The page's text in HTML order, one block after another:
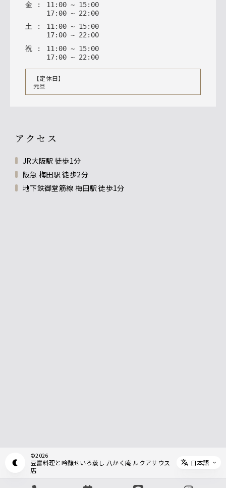
金 : 11: 00 ~ 15: 00
17: 00 ~ 22: 00
土 : 11: 00 ~ 15: 00
17: 00 ~ 22: 00
祝 : 11 : 00 ~ 15: 00
17: 00 ~ 22 : 00
【定休日】
元旦
アクセス
JR大阪駅 徒歩1分
阪急 梅田駅 徒歩2分
地下鉄御堂筋線 梅田駅 徒歩1分
©2026
豆富料理と吟醸せいろ蒸し 八かく庵 ルクアサウス
店
Select
日本語
Appearance mode switch